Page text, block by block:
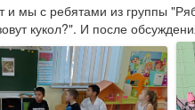
и мы с ребятами из группы
кукол?". И после